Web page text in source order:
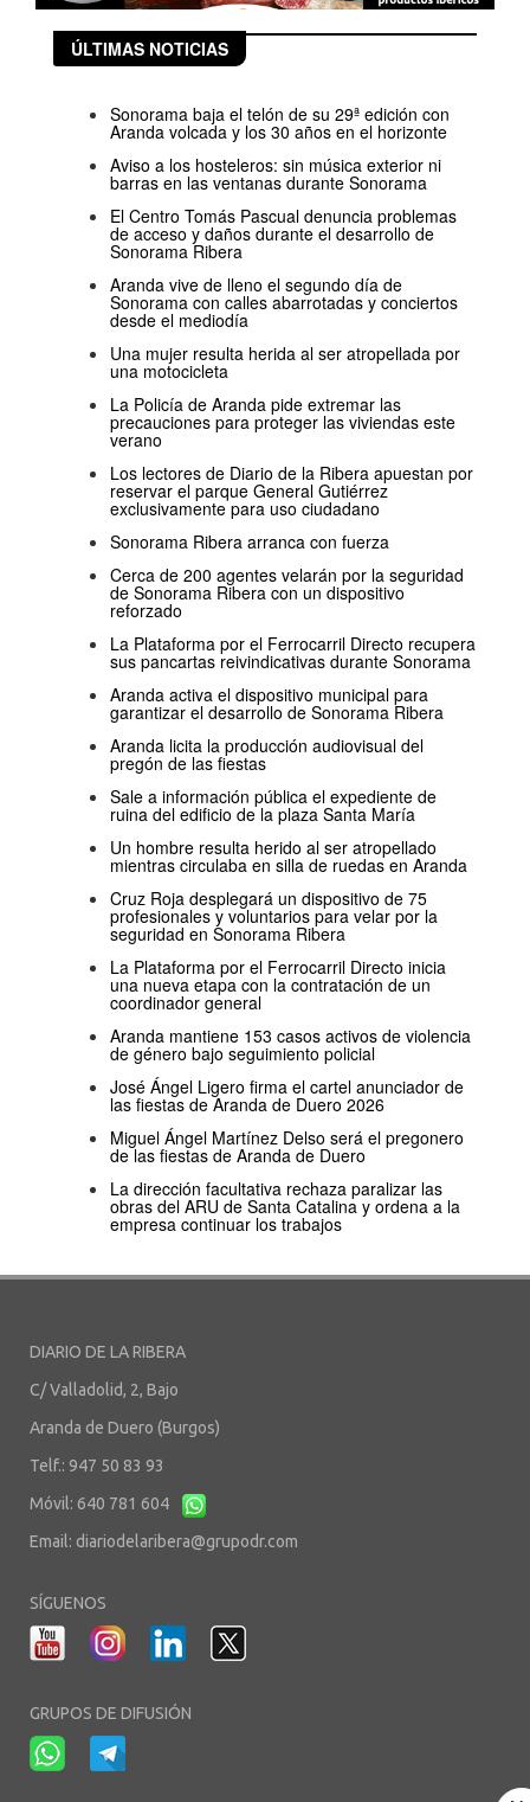
ÚLTIMAS NOTICIAS
Sonorama baja el telón de su 29ª edición con
Aranda volcada y los 30 años en el horizonte
Aviso a los hosteleros: sin música exterior ni
barras en las ventanas durante Sonorama
El Centro Tomás Pascual denuncia problemas
de acceso y daños durante el desarrollo de
Sonorama Ribera
Aranda vive de lleno el segundo día de
Sonorama con calles abarrotadas y conciertos
desde el mediodía
Una mujer resulta herida al ser atropellada por
una motocicleta
La Policía de Aranda pide extremar las
precauciones para proteger las viviendas este
verano
Los lectores de Diario de la Ribera apuestan por
reservar el parque General Gutiérrez
exclusivamente para uso ciudadano
Sonorama Ribera arranca con fuerza
Cerca de 200 agentes velarán por la seguridad
de Sonorama Ribera con un dispositivo
reforzado
La Plataforma por el Ferrocarril Directo recupera
sus pancartas reivindicativas durante Sonorama
Aranda activa el dispositivo municipal para
garantizar el desarrollo de Sonorama Ribera
Aranda licita la producción audiovisual del
pregón de las fiestas
Sale a información pública el expediente de
ruina del edificio de la plaza Santa María
Un hombre resulta herido al ser atropellado
mientras circulaba en silla de ruedas en Aranda
Cruz Roja desplegará un dispositivo de 75
profesionales y voluntarios para velar por la
seguridad en Sonorama Ribera
La Plataforma por el Ferrocarril Directo inicia
una nueva etapa con la contratación de un
coordinador general
Aranda mantiene 153 casos activos de violencia
de género bajo seguimiento policial
José Ángel Ligero firma el cartel anunciador de
las fiestas de Aranda de Duero 2026
Miguel Ángel Martínez Delso será el pregonero
de las fiestas de Aranda de Duero
La dirección facultativa rechaza paralizar las
obras del ARU de Santa Catalina y ordena a la
empresa continuar los trabajos
DIARIO DE LA RIBERA
C/ Valladolid, 2, Bajo
Aranda de Duero (Burgos)
Telf.: 947 50 83 93
Móvil: 640 781 604
Email: diariodelaribera@grupodr.com
SÍGUENOS
GRUPOS DE DIFUSIÓN